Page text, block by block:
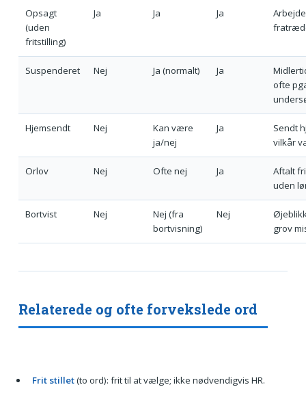
Opsagt
(uden
fritstilling)
Ja Ja Ja
Suspenderet Nej Ja (normalt) Ja
ofte
Hjemsendt Nej
Kan være
ja/nej
Ja
Sendt
vilkår
Orlov Nej Ofte nej Ja
Aftalt
uden
Bortvist Nej
Nej (fra
bortvisning)
Nej
grov
Relaterede og ofte forvekslede ord
Frit stillet(to ord): frit til at vælge; ikke nødvendigvis HR.